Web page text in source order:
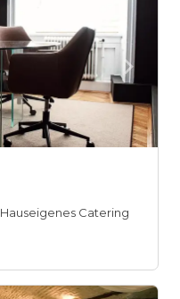
Hauseigenes Catering